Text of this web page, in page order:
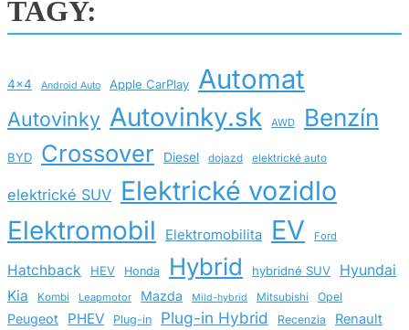
TAGY:
4x4 Android Auto Apple CarPlay Automat
Autovinky Autovinky.sk AWD Benzín
BYD Crossover Diesel dojazd elektrické auto
elektrické SUV Elektrické vozidlo
Elektromobil Elektromobilita EV Ford
Hatchback HEV Honda Hybrid hybridné SUV
Hyundai
Kia
Kombi Leapmotor Mazda Mild-hybrid Mitsubishi Opel
Peugeot PHEV Plug-in Plug-in Hybrid Recenzia Renault